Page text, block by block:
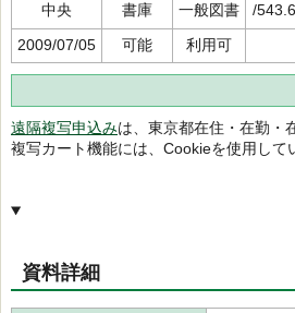
中央
書庫 一般図書 /
2009/07/05
可能 利用可
遠隔複写申込みは、東京都在住・在勤・
複写カート機能には、Cookieを使用し
資料詳細